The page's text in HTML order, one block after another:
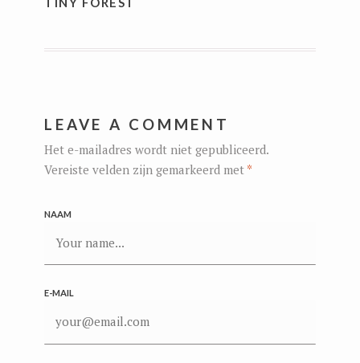
LEAVE A COMMENT
Het e-mailadres wordt niet gepubliceerd.
Vereiste velden zijn gemarkeerd met *
NAAM
E-MAIL